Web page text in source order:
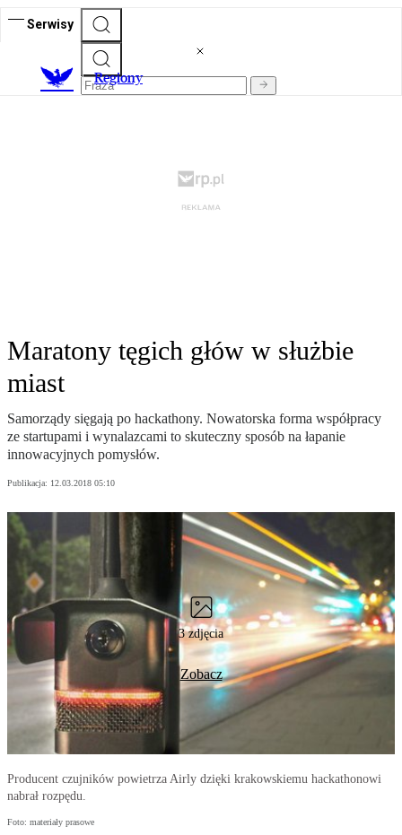
Serwisy
Regiony
Maratony tęgich głów w służbie
miast
Samorządy sięgają po hackathony. Nowatorska forma współpracy
ze startupami i wynalazcami to skuteczny sposób na łapanie
innowacyjnych pomysłów.
Publikacja: 12.03.2018 05:10
3 zdjęcia
Zobacz
Producent czujników powietrza Airly dzięki krakowskiemu hackathonowi
nabrał rozpędu.
Foto: materiały prasowe